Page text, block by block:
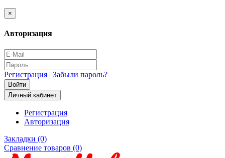
×
Авторизация
Регистрация | Забыли пароль?
Личный кабинет
Регистрация
Авторизация
Закладки (0)
Сравнение товаров (0)